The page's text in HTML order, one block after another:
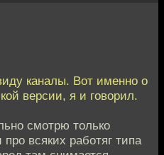
каналы. Вот именно о
версии, я и говорил.
смотрю только
всяких работяг типа